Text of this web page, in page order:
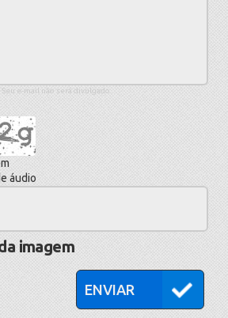
e-mail não será divulgado.
áudio
imagem